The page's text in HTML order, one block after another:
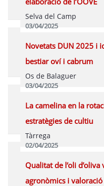
Selva del Camp
03/04/2025
Programa
Novetats DUN 2025 i
bestiar oví i cabrum
Os de Balaguer
03/04/2025
Programa
La camelina en la
estratègies de cultiu
Tàrrega
02/04/2025
Programa
Qualitat de l’oli
agronòmics i